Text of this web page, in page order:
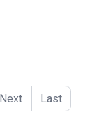
Next Last